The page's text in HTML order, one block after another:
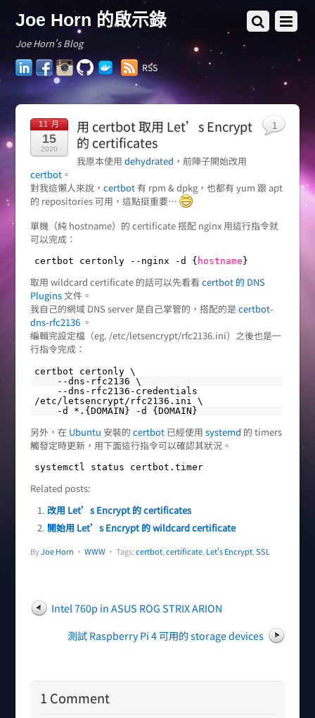
Joe Horn 的啟示錄
Joe Horn's Blog
LinkedInFacebookInstagram
GitHubDocker
Hub
RSS
11 月
15
2020
用 certbot 取用 Let’s Encrypt
的 certificates
我原本使用 dehydrated ，前陣子開始改用
certbot。
對我這懶人來說， certbot有 rpm & dpkg，也都有 yum 跟 apt
的 repositories 可用，這點挺重要…
單機（純 hostname）的 certificate 搭配 nginx 用這行指令就
可以完成：
certbot certonly --nginx -d { hostname }
取用 wildcard certificate 的話可以先看看certbot 的 DNS
Plugins文件。
我自己的網域 DNS server 是自己掌管的，搭配的是certbot-
dns-rfc2136。
編輯完設定檔（eg. /etc/letsencrypt/rfc2136.ini）之後也是一
行指令完成：
certbot certonly \
--dns-rfc2136 \
--dns-rfc2136-credentials
/etc/letsencrypt/rfc2136.ini \
-d *.{DOMAIN} -d {DOMAIN}
另外，在 Ubuntu 安裝的 certbot已經使用 systemd 的 timers
觸發定時更新，用下面這行指令可以確認其狀況。
systemctl status certbot.timer
Related posts:
改用 Let’s Encrypt 的 certificates
開始用 Let’s Encrypt 的 wildcard certificate
ByJoe Horn • WWW
1
• Tags:certbot,certificate, Let's Encrypt,SSL
Intel 760p in ASUS ROG STRIX ARION
測試 Raspberry Pi 4 可用的 storage devices
1 Comment